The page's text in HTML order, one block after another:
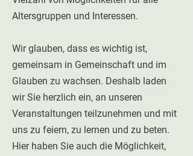
Altersgruppen und Interessen.
Wir glauben, dass es wichtig ist,
gemeinsam in Gemeinschaft und im
Glauben zu wachsen. Deshalb laden
wir Sie herzlich ein, an unseren
Veranstaltungen teilzunehmen und mit
uns zu feiern, zu lernen und zu beten.
Hier haben Sie auch die Möglichkeit,